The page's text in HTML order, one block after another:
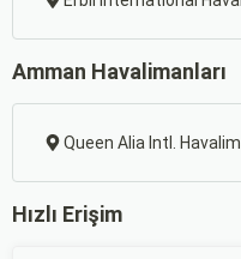
Amman Havalimanları
Queen Alia Intl.
Hızlı Erişim